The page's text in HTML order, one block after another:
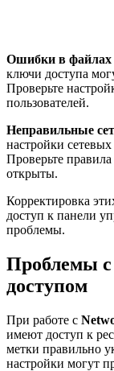
Ошибки в файлах
ключи доступа
Проверьте
пользователей.
Неправильные
настройки
Проверьте
открыты.
Корректировка
доступ к панели
проблемы.
Проблемы
доступом
При работе с
имеют доступ к
метки правильно
настройки могут